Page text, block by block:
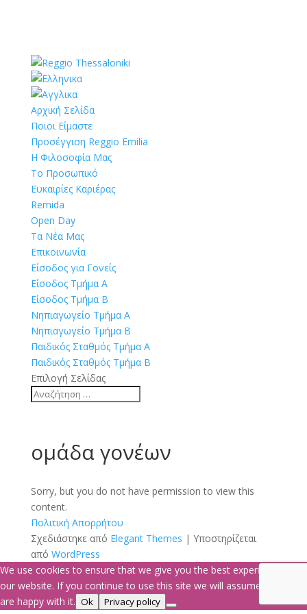
Αρχική Σελίδα
Ποιοι Είμαστε
Προσέγγιση Reggio Emilia
Η Φιλοσοφία Μας
Το Προσωπικό
Ευκαιρίες Καριέρας
Remida
Open Day
Τα Νέα Μας
Επικοινωνία
Είσοδος για Γονείς
Είσοδος Τμήμα Α
Είσοδος Τμήμα Β
Νηπιαγωγείο Τμήμα Α
Νηπιαγωγείο Τμήμα Β
Παιδικός Σταθμός Τμήμα Α
Παιδικός Σταθμός Τμήμα Β
Επιλογή Σελίδας
ομάδα γονέων
Sorry, but you do not have permission to view this
content.
Πολιτική Απορρήτου
Σχεδιάστηκε από Elegant Themes | Υποστηρίζεται
από WordPress
We use cookies to ensure that we give you the best experience on
our website. If you continue to use this site we will assume that you
are happy with it. Ok Privacy policy